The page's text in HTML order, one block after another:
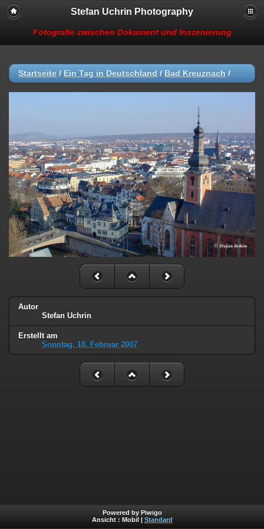
Stefan Uchrin Photography
Fotografie zwischen Dokument und Inszenierung
Startseite / Ein Tag in Deutschland / Bad Kreuznach /
Autor
Stefan Uchrin
Erstellt am
Sonntag, 18. Februar 2007
Powered by Piwigo
Ansicht : Mobil Standard